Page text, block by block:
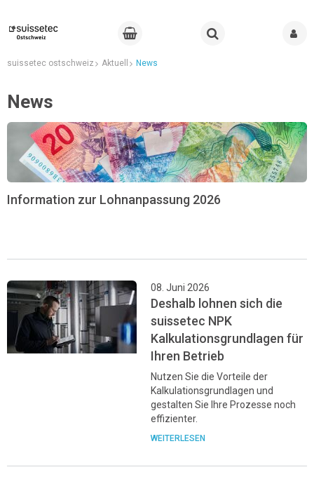
suissetec ostschweiz Aktuell News
News
08. Juni 2026
Deshalb lohnen sich die
suissetec NPK
Kalkulationsgrundlagen für
Ihren Betrieb
Nutzen Sie die Vorteile der
Kalkulationsgrundlagen und
gestalten Sie Ihre Prozesse noch
effizienter.
WEITERLESEN
Information zur Lohnanpassung 2026